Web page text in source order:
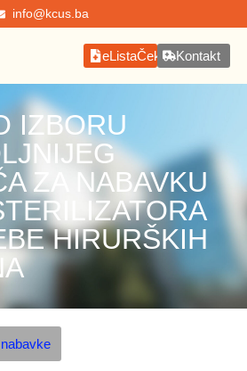
info@kcus.ba
eListaČekanjaKontakt
IZBORU
ZA NABAVKU
HIRURŠKIH